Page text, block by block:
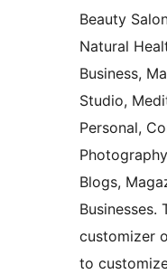
Beauty
Natural
Business,
Studio,
Personal,
Blogs,
Businesses.
customizer
to